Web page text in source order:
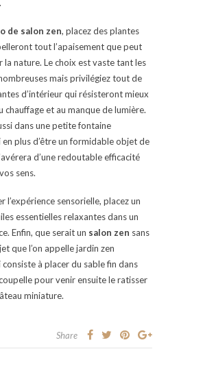
de salon zen, placez des plantes
tout l’apaisement que peut
la nature. Le choix est vaste tant les
mais privilégiez tout de
d’intérieur qui résisteront mieux
chauffage et au manque de lumière.
dans une petite fontaine
plus d’être un formidable objet de
d’une redoutable efficacité
sens.
l’expérience sensorielle, placez un
essentielles relaxantes dans un
Enfin, que serait un salon zen sans
que l’on appelle jardin zen
à placer du sable fin dans
pour venir ensuite le ratisser
miniature.
Share